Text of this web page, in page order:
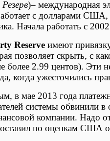
)– международная
с долларами
Начала работать с
Reserve имеют
позволяет скрыть, с
более 2.99 центов). Эти
когда ужесточились
в мае 2013 года
системы обвинили в
компании. Надо
по оценкам США